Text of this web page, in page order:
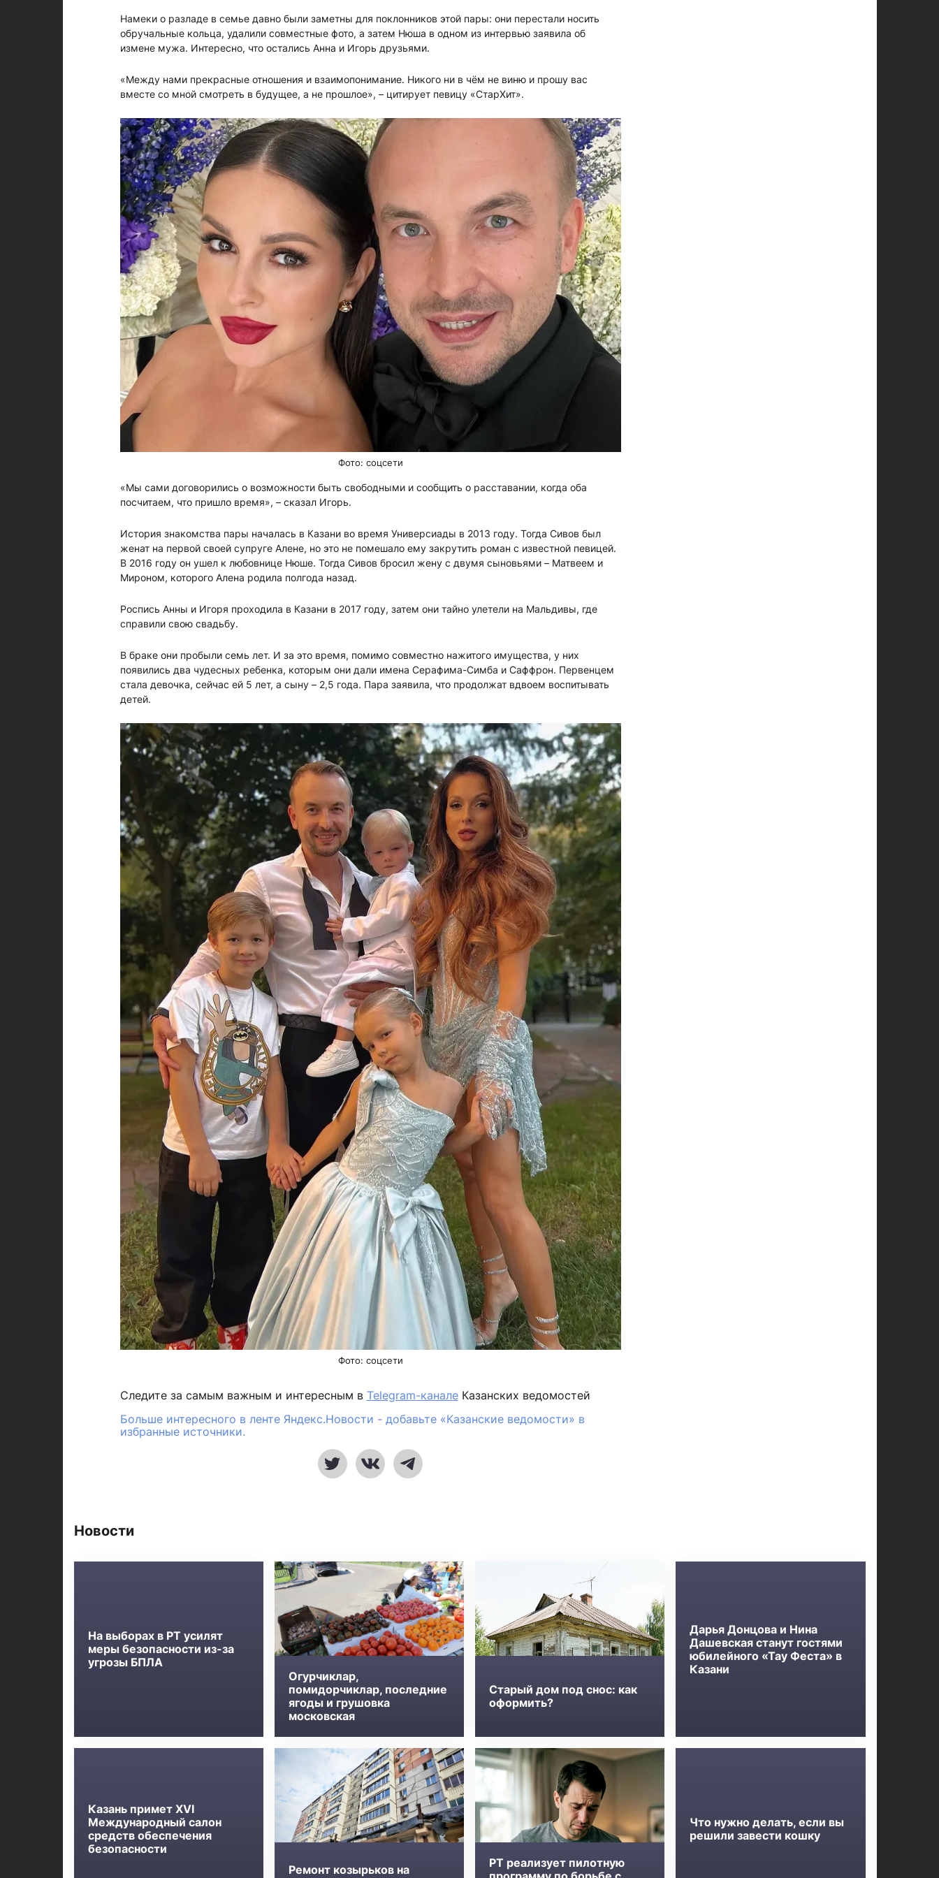
Намеки о разладе в семье давно были заметны для поклонников этой пары: они перестали носить
обручальные кольца, удалили совместные фото, а затем Нюша в одном из интервью заявила об
измене мужа. Интересно, что остались Анна и Игорь друзьями.
«Между нами прекрасные отношения и взаимопонимание. Никого ни в чём не виню и прошу вас
вместе со мной смотреть в будущее, а не прошлое», – цитирует певицу «СтарХит».
Фото: соцсети
«Мы сами договорились о возможности быть свободными и сообщить о расставании, когда оба
посчитаем, что пришло время», – сказал Игорь.
История знакомства пары началась в Казани во время Универсиады в 2013 году. Тогда Сивов был
женат на первой своей супруге Алене, но это не помешало ему закрутить роман с известной певицей.
В 2016 году он ушел к любовнице Нюше. Тогда Сивов бросил жену с двумя сыновьями – Матвеем и
Мироном, которого Алена родила полгода назад.
Роспись Анны и Игоря проходила в Казани в 2017 году, затем они тайно улетели на Мальдивы, где
справили свою свадьбу.
В браке они пробыли семь лет. И за это время, помимо совместно нажитого имущества, у них
появились два чудесных ребенка, которым они дали имена Серафима-Симба и Саффрон. Первенцем
стала девочка, сейчас ей 5 лет, а сыну – 2,5 года. Пара заявила, что продолжат вдвоем воспитывать
детей.
Фото: соцсети
Следите за самым важным и интересным в Telegram-каналеКазанских ведомостей
Больше интересного в ленте Яндекс.Новости - добавьте «Казанские ведомости» в
избранные источники.
Новости
На выборах в РТ усилят
меры безопасности из-за
угрозы БПЛА
Огурчиклар,
помидорчиклар, последние
ягоды и грушовка
московская
Старый дом под снос: как
оформить?
Дарья Донцова и Нина
Дашевская станут гостями
юбилейного «Тау Феста» в
Казани
Казань примет XVI
Международный салон
средств обеспечения
безопасности
Ремонт козырьков на
РТ реализует пилотную
Что нужно делать, если вы
решили завести кошку